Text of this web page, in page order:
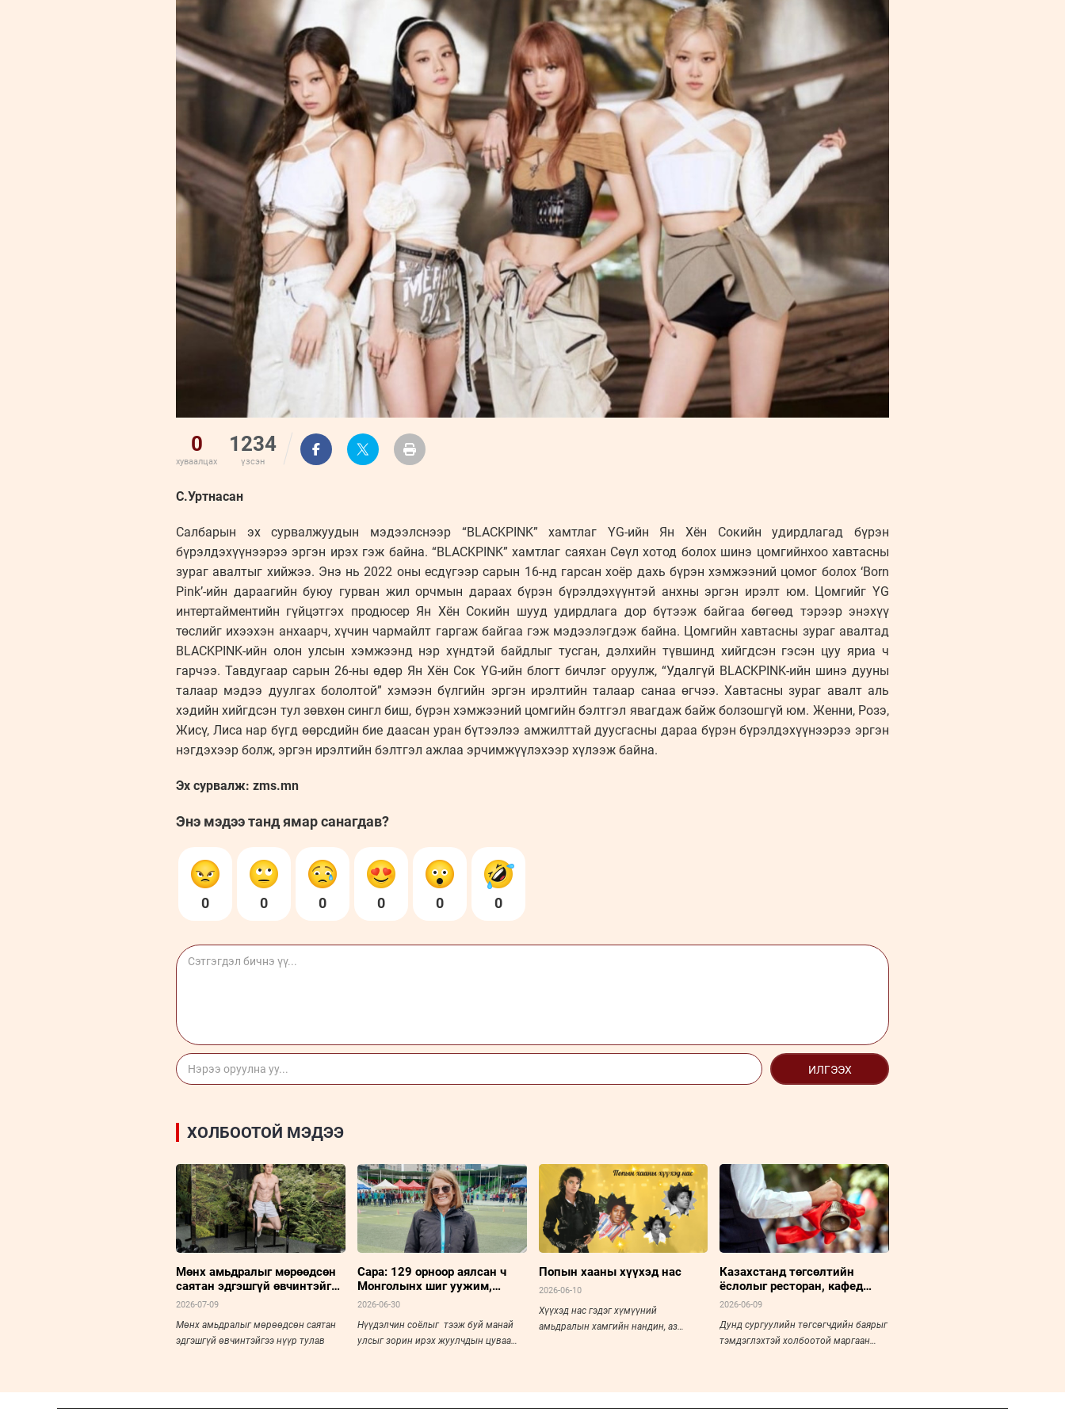
УРЛАГ
0
хуваалцах
1234
үзсэн
С.Уртнасан
Салбарын эх сурвалжуудын мэдээлснээр “BLACKPINK” хамтлаг YG-ийн Ян Хён Сокийн удирдлагад бүрэн
бүрэлдэхүүнээрээ эргэн ирэх гэж байна. “BLACKPINK” хамтлаг саяхан Сөүл хотод болох шинэ цомгийнхоо хавтасны
зураг авалтыг хийжээ. Энэ нь 2022 оны есдүгээр сарын 16-нд гарсан хоёр дахь бүрэн хэмжээний цомог болох ‘Born
Pink’-ийн дараагийн буюу гурван жил орчмын дараах бүрэн бүрэлдэхүүнтэй анхны эргэн ирэлт юм. Цомгийг YG
интертайментийн гүйцэтгэх продюсер Ян Хён Сокийн шууд удирдлага дор бүтээж байгаа бөгөөд тэрээр энэхүү
төслийг ихээхэн анхаарч, хүчин чармайлт гаргаж байгаа гэж мэдээлэгдэж байна. Цомгийн хавтасны зураг авалтад
BLACKPINK-ийн олон улсын хэмжээнд нэр хүндтэй байдлыг тусган, дэлхийн түвшинд хийгдсэн гэсэн цуу яриа ч
гарчээ. Тавдугаар сарын 26-ны өдөр Ян Хён Сок YG-ийн блогт бичлэг оруулж, “Удалгүй BLACKPINK-ийн шинэ дууны
талаар мэдээ дуулгах бололтой” хэмээн бүлгийн эргэн ирэлтийн талаар санаа өгчээ. Хавтасны зураг авалт аль
хэдийн хийгдсэн тул зөвхөн сингл биш, бүрэн хэмжээний цомгийн бэлтгэл явагдаж байж болзошгүй юм. Женни, Розэ,
Жисү, Лиса нар бүгд өөрсдийн бие даасан уран бүтээлээ амжилттай дуусгасны дараа бүрэн бүрэлдэхүүнээрээ эргэн
нэгдэхээр болж, эргэн ирэлтийн бэлтгэл ажлаа эрчимжүүлэхээр хүлээж байна.
Эх сурвалж: zms.mn
Энэ мэдээ танд ямар санагдав?
0 0 0 0 0 0
ИЛГЭЭХ
ХОЛБООТОЙ МЭДЭЭ
Мөнх амьдралыг мөрөөдсөн
саятан эдгэшгүй өвчинтэйгээ
нүүр тулав
2026-07-09
Мөнх амьдралыг мөрөөдсөн саятан
эдгэшгүй өвчинтэйгээ нүүр тулав
Сара: 129 орноор аялсан ч
Монголынх шиг уужим,
тайван мэдрэмжийг хаанаас
2026-06-30
Нүүдэлчин соёлыг тээж буй манай
улсыг зорин ирэх жуулчдын цуваа
Попын хааны хүүхэд нас
2026-06-10
Хүүхэд нас гэдэг хүмүүний
амьдралын хамгийн нандин, аз
Казахстанд төгсөлтийн
ёслолыг ресторан, кафед
хийхийг хориглолоо
2026-06-09
Дунд сургуулийн төгсөгчдийн баярыг
тэмдэглэхтэй холбоотой маргаан